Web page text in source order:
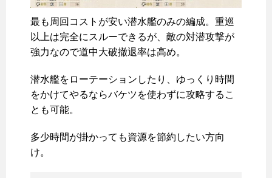
最も周回コストが安い潜水艦のみの編成。重巡
以上は完全にスルーできるが、敵の対潜攻撃が
強力なので道中大破撤退率は高め。
潜水艦をローテーションしたり、ゆっくり時間
をかけてやるならバケツを使わずに攻略するこ
とも可能。
多少時間が掛かっても資源を節約したい方向
け。